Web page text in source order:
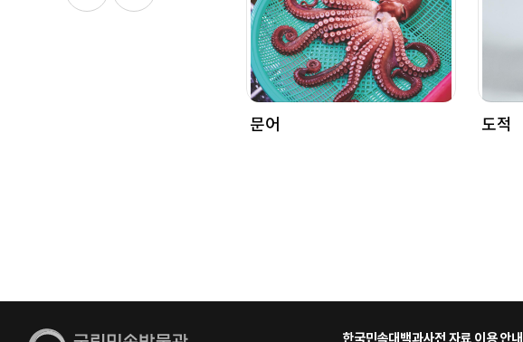
문어 도적
한국민속대백과사전 자료 이용 안내